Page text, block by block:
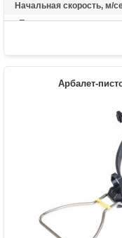
Начальная скорость, м/
Прицельная дальность,
Размах плечей
Масса
Арбалет-